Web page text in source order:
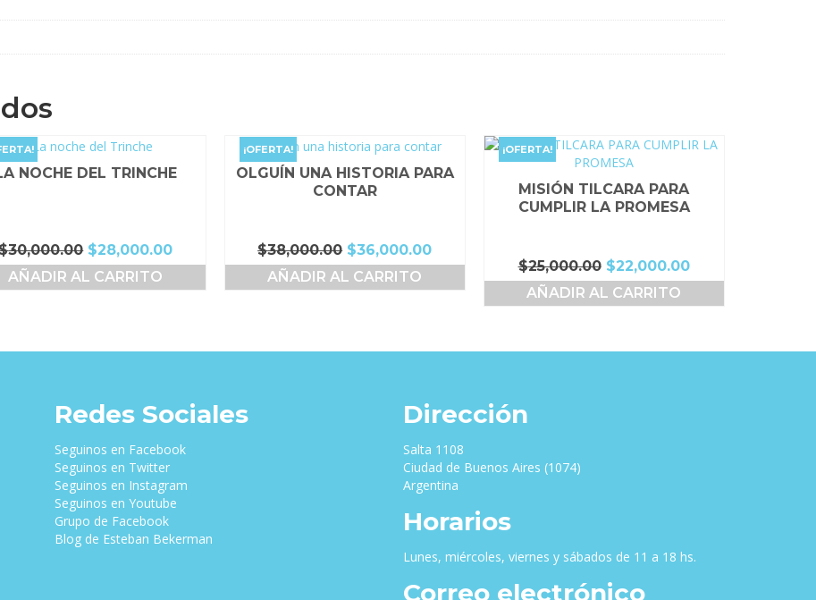
NOCHE DEL TRINCHE
30,000.00 El
precio
original
$28,000.00El
precio
AÑADIR AL CARRITO
¡OFERTA!
OLGUÍN UNA HISTORIA PARA
CONTAR
$38,000.00 El
precio
original
$36,000.00El
precio
AÑADIR AL CARRITO
¡OFERTA!
MISIÓN TILCARA PARA
CUMPLIR LA PROMESA
$25,000.00 El
precio
original
$22,000.00El
precio
AÑADIR AL CARRITO
Redes Sociales
Seguinos en Facebook
Seguinos en Twitter
Seguinos en Instagram
Seguinos en Youtube
Grupo de Facebook
Blog de Esteban Bekerman
Dirección
Salta 1108
Ciudad de Buenos Aires (1074)
Argentina
Horarios
Lunes, miércoles, viernes y sábados de 11 a 18 hs.
Correo electrónico